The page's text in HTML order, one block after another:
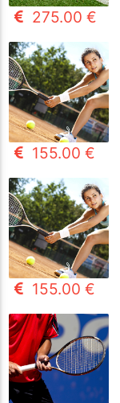
275.00 €
155.00 €
155.00 €